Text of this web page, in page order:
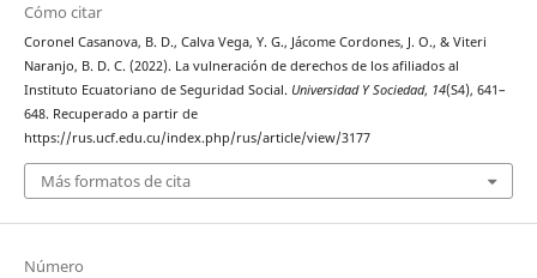
Cómo citar
Coronel Casanova, B. D., Calva Vega, Y. G., Jácome Cordones, J. O., & Viteri
Naranjo, B. D. C. (2022). La vulneración de derechos de los afiliados al
Instituto Ecuatoriano de Seguridad Social. Universidad Y Sociedad, 14(S4), 641–
648. Recuperado a partir de
https://rus.ucf.edu.cu/index.php/rus/article/view/3177
Más formatos de cita
Número